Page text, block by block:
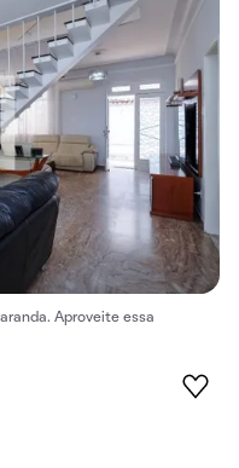
Aproveite essa